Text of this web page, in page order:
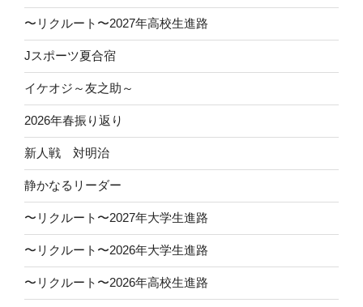
〜リクルート〜2027年高校生進路
Jスポーツ夏合宿
イケオジ～友之助～
2026年春振り返り
新人戦 対明治
静かなるリーダー
〜リクルート〜2027年大学生進路
〜リクルート〜2026年大学生進路
〜リクルート〜2026年高校生進路